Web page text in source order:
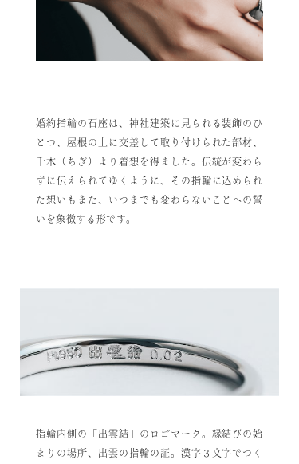
婚約指輪の石座は、神社建築に見られる装飾のひ
とつ、屋根の上に交差して取り付けられた部材、
千木（ちぎ）より着想を得ました。伝統が変わら
ずに伝えられてゆくように、その指輪に込められ
た想いもまた、いつまでも変わらないことへの誓
いを象徴する形です。
指輪内側の「出雲結」のロゴマーク。縁結びの始
まりの場所、出雲の指輪の証。 漢字３文字でつく